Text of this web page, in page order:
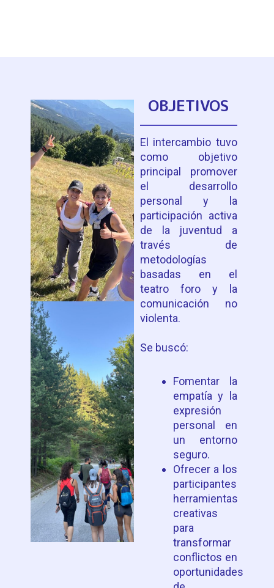
OBJETIVOS
El intercambio tuvo
como objetivo
principal promover
el desarrollo
personal y la
participación activa
de la juventud a
través de
metodologías
basadas en el
teatro foro y la
comunicación no
violenta.
Se buscó:
Fomentar la
empatía y la
expresión
personal en
un entorno
seguro.
Ofrecer a los
participantes
herramientas
creativas
para
transformar
conflictos en
oportunidades